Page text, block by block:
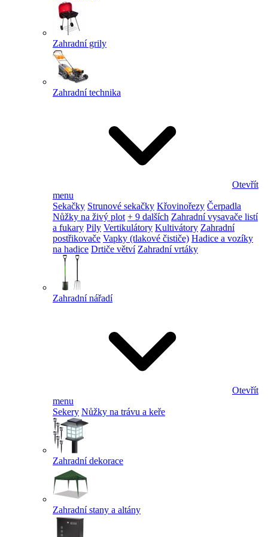
Zahradní grily
Zahradní technika
Otevřít
menu
Sekačky Strunové sekačky Křovinořezy Čerpadla
Nůžky na živý plot + 9 dalších Zahradní vysavače listí
a fukary Pily Vertikulátory Kultivátory Zahradní
postřikovače Vapky (tlakové čističe) Hadice a vozíky
na hadice Drtiče větví Zahradní vrtáky
Zahradní nářadí
Otevřít
menu
Sekery Nůžky na trávu a keře
Zahradní dekorace
Zahradní stany a altány